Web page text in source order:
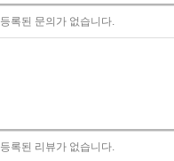
등록된 문의가 없습니다.
등록된 리뷰가 없습니다.